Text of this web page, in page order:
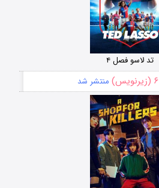
تد لاسو فصل ۴
۶ (زیرنویس) منتشر شد